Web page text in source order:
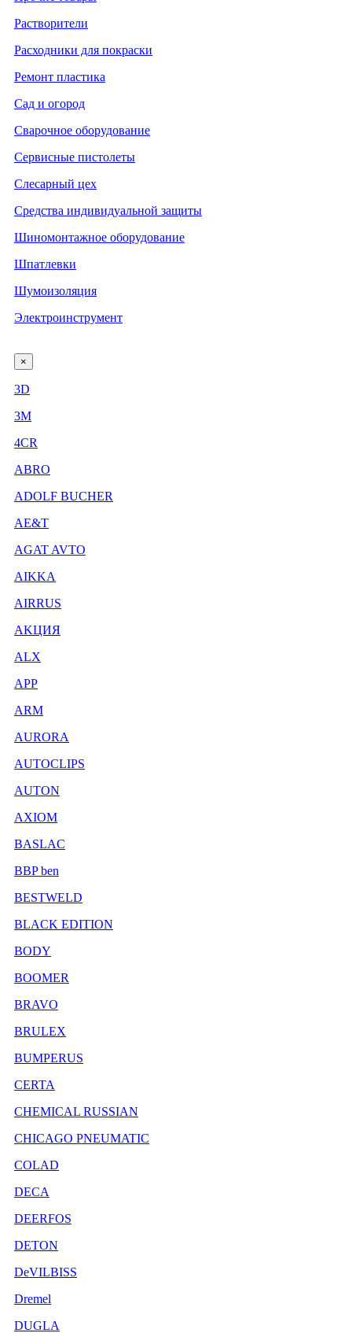
Растворители
Расходники для покраски
Ремонт пластика
Сад и огород
Сварочное оборудование
Сервисные пистолеты
Слесарный цех
Средства индивидуальной защиты
Шиномонтажное оборудование
Шпатлевки
Шумоизоляция
Электроинструмент
×
3D
3М
4CR
ABRO
ADOLF BUCHER
AE&T
AGAT AVTO
AIKKA
AIRRUS
AKЦИЯ
ALX
APP
ARM
AURORA
AUTOCLIPS
AUTON
AXIOM
BASLAC
BBP ben
BESTWELD
BLACK EDITION
BODY
BOOMER
BRAVO
BRULEX
BUMPERUS
CERTA
CHEMICAL RUSSIAN
CHICAGO PNEUMATIC
COLAD
DECA
DEERFOS
DETON
DeVILBISS
Dremel
DUGLA